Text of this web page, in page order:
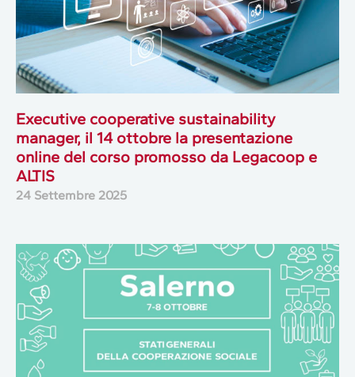
Executive cooperative sustainability
manager, il 14 ottobre la presentazione
online del corso promosso da Legacoop e
ALTIS
24 Settembre 2025